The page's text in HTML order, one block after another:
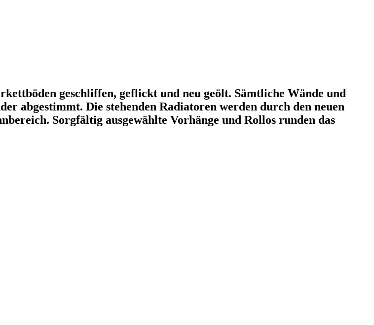
geschliffen, geflickt und neu geölt. Sämtliche Wände und
abgestimmt. Die stehenden Radiatoren werden durch den neuen
Sorgfältig ausgewählte Vorhänge und Rollos runden das